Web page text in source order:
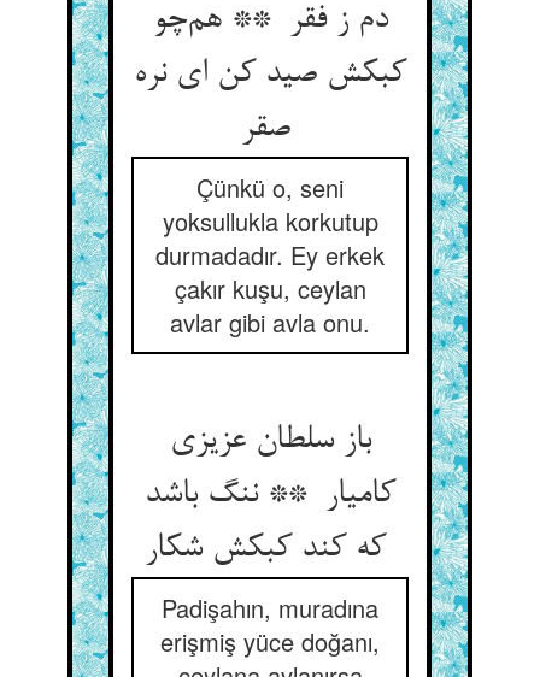
دم ز فقر ** هم‌چو
کبکش صید کن ای نره
صقر
Çünkü o, seni
yoksullukla korkutup
durmadadır. Ey erkek
çakır kuşu, ceylan
avlar gibi avla onu.
باز سلطان عزیزی
کامیار ** ننگ باشد
Padişahın, muradına
erişmiş yüce doğanı,